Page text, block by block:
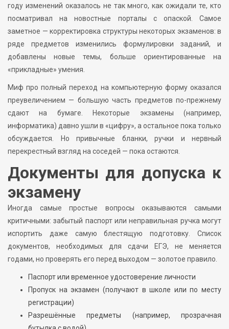
году изменений оказалось не так много, как ожидали те, кто
посматривал на новостные порталы с опаской. Самое
заметное — корректировка структуры некоторых экзаменов: в
ряде предметов изменились формулировки заданий, и
добавлены новые темы, больше ориентированные на
«прикладные» умения.
Миф про полный переход на компьютерную форму оказался
преувеличением — большую часть предметов по-прежнему
сдают на бумаге. Некоторые экзамены (например,
информатика) давно ушли в «цифру», а остальное пока только
обсуждается. Но привычные бланки, ручки и нервный
перекрестный взгляд на соседей — пока остаются.
Документы для допуска к
экзамену
Иногда самые простые вопросы оказываются самыми
критичными: забытый паспорт или неправильная ручка могут
испортить даже самую блестящую подготовку. Список
документов, необходимых для сдачи ЕГЭ, не меняется
годами, но проверять его перед выходом — золотое правило.
Паспорт или временное удостоверение личности
Пропуск на экзамен (получают в школе или по месту
регистрации)
Разрешённые предметы (например, прозрачная